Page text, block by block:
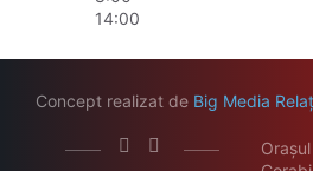
14:00
Orașul
Concept realizat de Big Media